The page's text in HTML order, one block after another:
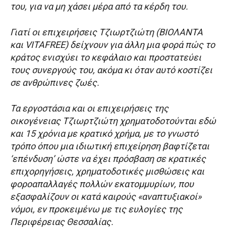
του, για να μη χάσει μέρα από τα κέρδη του.
Γιατί οι επιχειρήσεις Τζιωρτζιώτη (ΒΙΟΛΑΝΤΑ
και VITAFREE) δείχνουν για άλλη μια φορά πώς το
κράτος ενισχύει το κεφάλαιο και προστατεύει
τους συνεργούς του, ακόμα κι όταν αυτό κοστίζει
σε ανθρώπινες ζωές.
Τα εργοστάσια και οι επιχειρήσεις της
οικογένειας Τζιωρτζιώτη χρηματοδοτούνται εδώ
και 15 χρόνια με κρατικό χρήμα, με το γνωστό
τρόπο όπου μια ιδιωτική επιχείρηση βαφτίζεται
‘επένδυση’ ώστε να έχει πρόσβαση σε κρατικές
επιχορηγήσεις, χρηματοδοτικές μισθώσεις και
φοροαπαλλαγές πολλών εκατομμυρίων, που
εξασφαλίζουν οι κατά καιρούς «αναπτυξιακοί»
νόμοι, εν προκειμένω με τις ευλογίες της
Περιφέρειας Θεσσαλίας.